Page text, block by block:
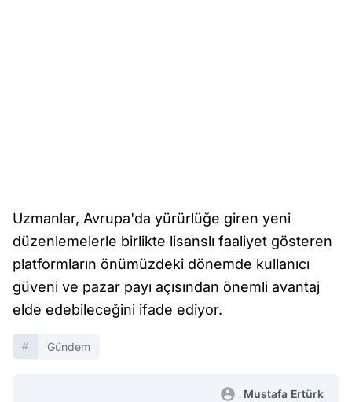
Uzmanlar, Avrupa'da yürürlüğe giren yeni
düzenlemelerle birlikte lisanslı faaliyet gösteren
platformların önümüzdeki dönemde kullanıcı
güveni ve pazar payı açısından önemli avantaj
elde edebileceğini ifade ediyor.
Gündem
Mustafa Ertürk